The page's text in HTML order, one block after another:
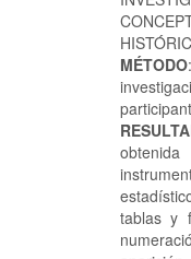
MÉTODO
tablas y